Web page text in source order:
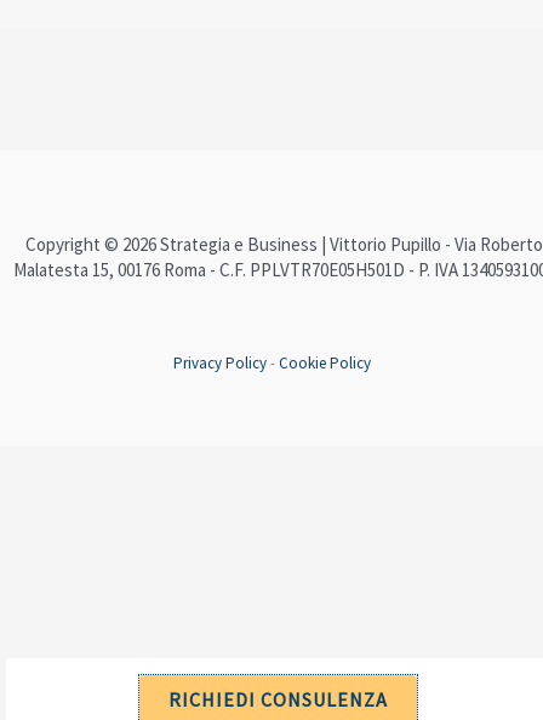
Copyright © 2026 Strategia e Business | Vittorio Pupillo - Via Roberto
Malatesta 15, 00176 Roma - C.F. PPLVTR70E05H501D - P. IVA
Privacy Policy-Cookie Policy
RICHIEDI CONSULENZA